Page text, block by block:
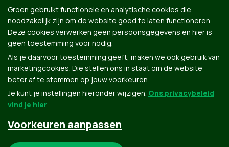
Groen.be
Groen gebruikt functionele en analytische cookies die
noodzakelijk zijn om de website goed te laten functioneren.
Deze cookies verwerken geen persoonsgegevens en hier is
geen toestemming voor nodig.
Als je daarvoor toestemming geeft, maken we ook gebruik van
marketingcookies. Die stellen ons in staat om de website
beter af te stemmen op jouw voorkeuren.
Je kunt je instellingen hieronder wijzigen. Ons privacybeleid
vind je hier.
Voorkeuren aanpassen